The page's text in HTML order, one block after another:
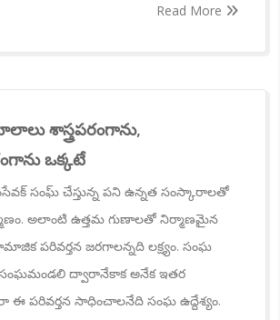
Read More
శాస్త్రపరంగాను,
ఒక్కటే
సంఘ్ చేస్తున్న పని ఉన్నత సంస్కారాలతో
అలాంటి ఉత్తమ గుణాలతో నిర్మాణమైన
పరివర్తన జరగాలన్నది లక్ష్యం. సంఘ
ద్వారానేకాక అనేక ఇతర
ఈ పరివర్తన సాధించాలనేది సంఘ ఉద్దేశ్యం.